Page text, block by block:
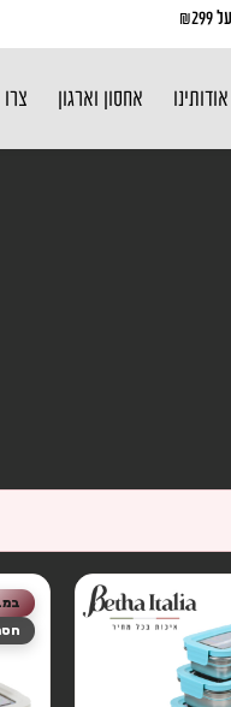
אודותינו אחסון וארגון